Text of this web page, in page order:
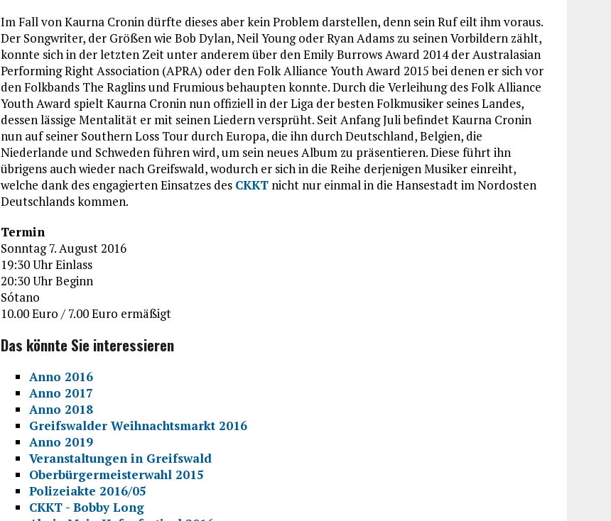
Im Fall von Kaurna Cronin dürfte dieses aber kein Problem darstellen, denn sein Ruf eilt ihm voraus.
Der Songwriter, der Größen wie Bob Dylan, Neil Young oder Ryan Adams zu seinen Vorbildern zählt,
konnte sich in der letzten Zeit unter anderem über den Emily Burrows Award 2014 der Australasian
Performing Right Association (APRA) oder den Folk Alliance Youth Award 2015 bei denen er sich vor
den Folkbands The Raglins und Frumious behaupten konnte. Durch die Verleihung des Folk Alliance
Youth Award spielt Kaurna Cronin nun offiziell in der Liga der besten Folkmusiker seines Landes,
dessen lässige Mentalität er mit seinen Liedern versprüht. Seit Anfang Juli befindet Kaurna Cronin
nun auf seiner Southern Loss Tour durch Europa, die ihn durch Deutschland, Belgien, die
Niederlande und Schweden führen wird, um sein neues Album zu präsentieren. Diese führt ihn
übrigens auch wieder nach Greifswald, wodurch er sich in die Reihe derjenigen Musiker einreiht,
welche dank des engagierten Einsatzes des CKKT nicht nur einmal in die Hansestadt im Nordosten
Deutschlands kommen.
Termin
Sonntag 7. August 2016
19:30 Uhr Einlass
20:30 Uhr Beginn
Sótano
10.00 Euro / 7.00 Euro ermäßigt
Das könnte Sie interessieren
Anno 2016
Anno 2017
Anno 2018
Greifswalder Weihnachtsmarkt 2016
Anno 2019
Veranstaltungen in Greifswald
Oberbürgermeisterwahl 2015
Polizeiakte 2016/05
CKKT - Bobby Long